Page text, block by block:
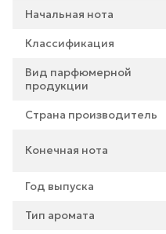
Начальная нота
Классификация
Вид парфюмерной
продукции
Страна производитель
Конечная нота
Год выпуска
Тип аромата